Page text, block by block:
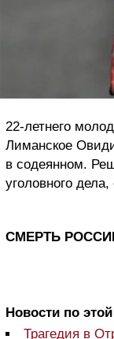
22-летнего
Лиманское
в содеянном.
уголовного
СМЕРТЬ
Новости по
Трагедия в